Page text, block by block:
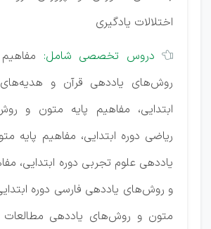
اختلالات یادگیری
 دروس تخصصی شامل:
روش‌های یاددهی قرآن و هدیه‌های
ابتدایی، مفاهیم پایه متون و
ریاضی دوره ابتدایی، مفاهیم پایه
یاددهی علوم تجربی دوره ابتدایی،
و روش‌های یاددهی فارسی دوره
متون و روش‌های یاددهی مطالعات